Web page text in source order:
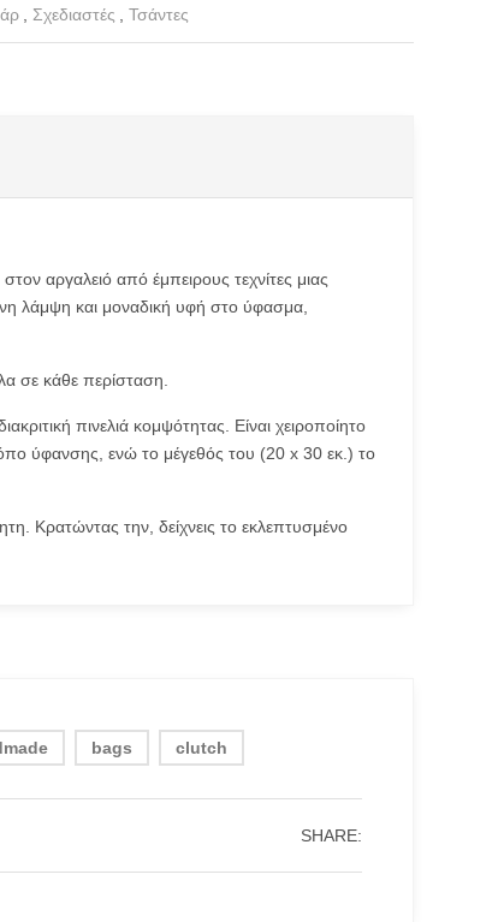
Σχεδιαστές Τσάντες
αργαλειό από έμπειρους τεχνίτες μιας
λάμψη και μοναδική υφή στο ύφασμα,
σε κάθε περίσταση.
πινελιά κομψότητας. Είναι χειροποίητο
ύφανσης, ενώ το μέγεθός του (20 x 30 εκ.) το
Κρατώντας την, δείχνεις το εκλεπτυσμένο
bags clutch
SHARE: